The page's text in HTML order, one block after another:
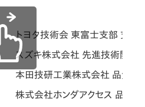
トヨタ技術会 東富士支部 支部
スズキ株式会社 先進技術開発
本田技研工業株式会社 品質改
株式会社ホンダアクセス 品質